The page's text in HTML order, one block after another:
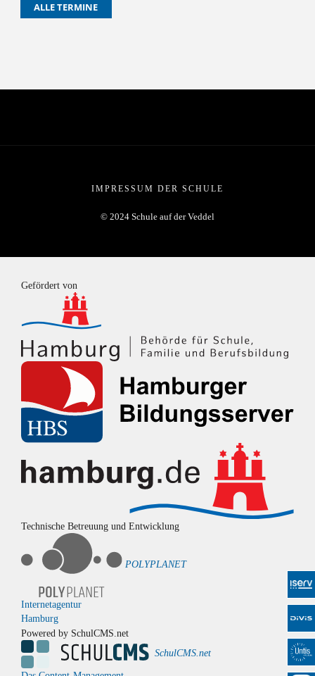
ALLE TERMINE
IMPRESSUM DER SCHULE
© 2024 Schule auf der Veddel
Gefördert von
Technische Betreuung und Entwicklung
POLYPLANET
Internetagentur
Hamburg
Powered by SchulCMS.net
SchulCMS.net